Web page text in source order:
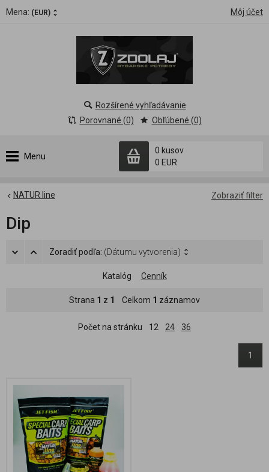
Mena: (EUR) Môj účet
Menu
0 kusov
0 EUR
Rozšírené vyhľadávanie
Porovnané (0)
Obľúbené (0)
Zobraziť filter
NATUR line
Dip
Zoradiť podľa: (Dátumu vytvorenia)
Katalóg Cenník
Strana 1 z 1 Celkom 1 záznamov
Počet na stránku 12 24 36
1